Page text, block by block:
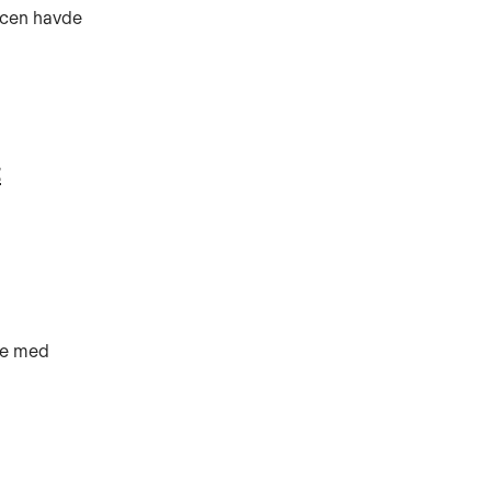
havde
med